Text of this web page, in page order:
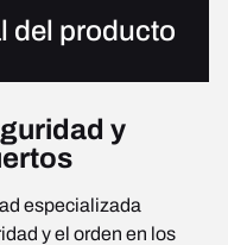
del producto
y
especializada
y el orden en los